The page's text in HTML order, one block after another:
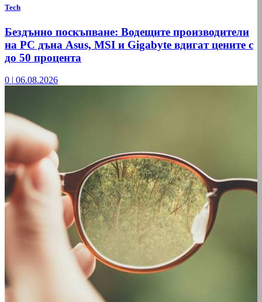
Tech
Бездънно поскъпване: Водещите производители
на РС дъна Asus, MSI и Gigabyte вдигат цените с
до 50 процента
0 | 06.08.2026